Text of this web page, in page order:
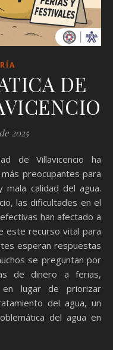
DE
2025
preocupantes para
mala calidad del agua.
las dificultades en el
han afectado a
este recurso vital para
esperan respuestas
se preguntan por
de dinero a ferias,
lugar de priorizar
del agua, un
del agua en